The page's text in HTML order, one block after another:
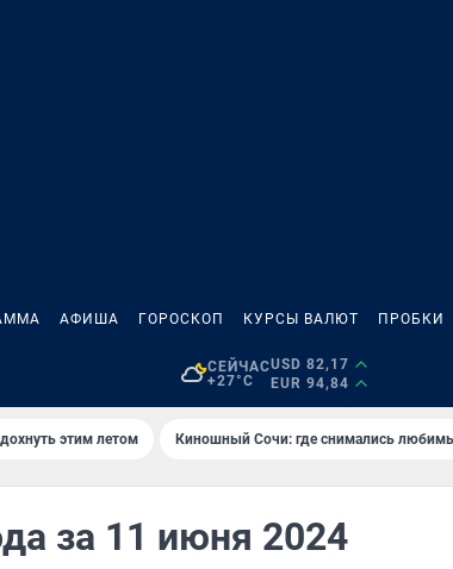
АФИША ГОРОСКОП КУРСЫ ВАЛЮТ ПРОБКИ
СЕЙЧАС
+27°C
USD 82,17
EUR 94,84
этим летом Киношный Сочи: где снимались
за 11 июня 2024